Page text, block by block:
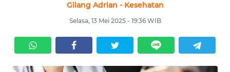
Gilang Adrian - Kesehatan
Selasa, 13 Mei 2025 - 19:36 WIB
KRIMINAL
EKUIN